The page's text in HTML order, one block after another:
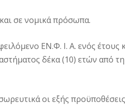
σε νομικά πρόσωπα.
ΕΝ.Φ. Ι. Α. ενός έτους
δέκα (10) ετών από
οι εξής